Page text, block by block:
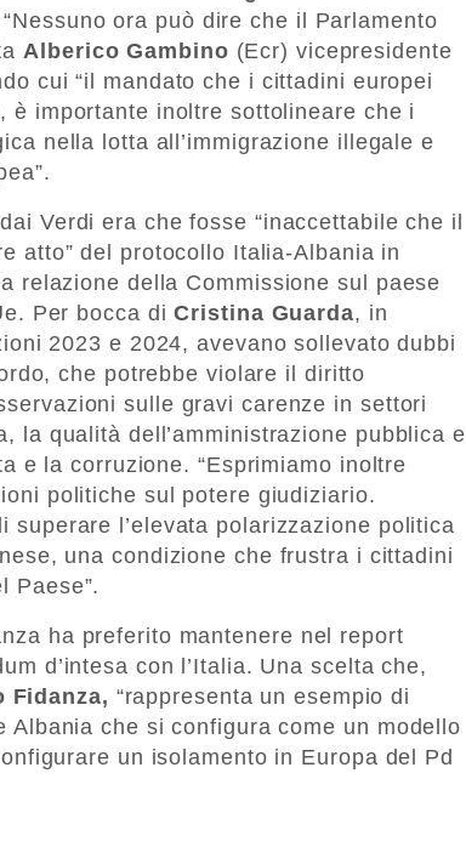
ora può dire che il Parlamento
Alberico Gambino (Ecr) vicepresidente
cui “il mandato che i cittadini europei
è importante inoltre sottolineare che i
nella lotta all’immigrazione illegale e
Verdi era che fosse “inaccettabile che il
atto” del protocollo Italia-Albania in
relazione della Commissione sul paese
Per bocca diCristina Guarda, in
2023 e 2024, avevano sollevato dubbi
che potrebbe violare il diritto
sulle gravi carenze in settori
la qualità dell’amministrazione pubblica e
e la corruzione. “Esprimiamo inoltre
politiche sul potere giudiziario.
l’elevata polarizzazione politica
una condizione che frustra i cittadini
Paese”.
ha preferito mantenere nel report
d’intesa con l’Italia. Una scelta che,
Fidanza, “rappresenta un esempio di
che si configura come un modello
un isolamento in Europa del Pd